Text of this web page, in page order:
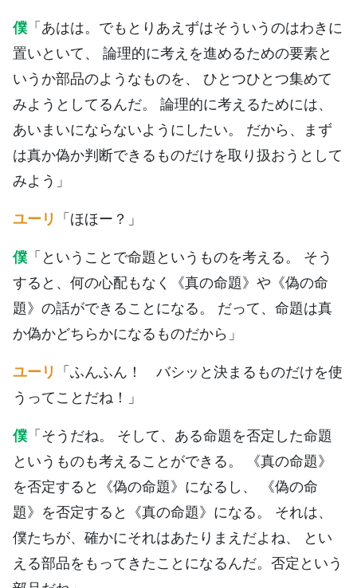
僕 「あはは。でもとりあえずはそういうのはわきに
置いといて、 論理的に考えを進めるための要素と
いうか部品のようなものを、 ひとつひとつ集めて
みようとしてるんだ。 論理的に考えるためには、
あいまいにならないようにしたい。 だから、まず
は真か偽か判断できるものだけを取り扱おうとして
みよう」
ユーリ 「ほほー？」
僕 「ということで命題というものを考える。 そう
すると、何の心配もなく《真の命題》や《偽の命
題》の話ができることになる。 だって、命題は真
か偽かどちらかになるものだから」
ユーリ 「ふんふん！ バシッと決まるものだけを使
うってことだね！」
僕 「そうだね。 そして、ある命題を否定した命題
というものも考えることができる。 《真の命題》
を否定すると《偽の命題》になるし、 《偽の命
題》を否定すると《真の命題》になる。 それは、
僕たちが、確かにそれはあたりまえだよね、 とい
える部品をもってきたことになるんだ。否定という